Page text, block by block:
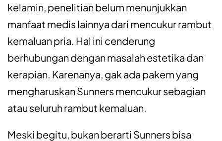
kelamin, penelitian belum menunjukkan
manfaat medis lainnya dari mencukur rambut
kemaluan pria. Hal ini cenderung
berhubungan dengan masalah estetika dan
kerapian. Karenanya, gak ada pakem yang
mengharuskan Sunners mencukur sebagian
atau seluruh rambut kemaluan.
Meski begitu, bukan berarti Sunners bisa